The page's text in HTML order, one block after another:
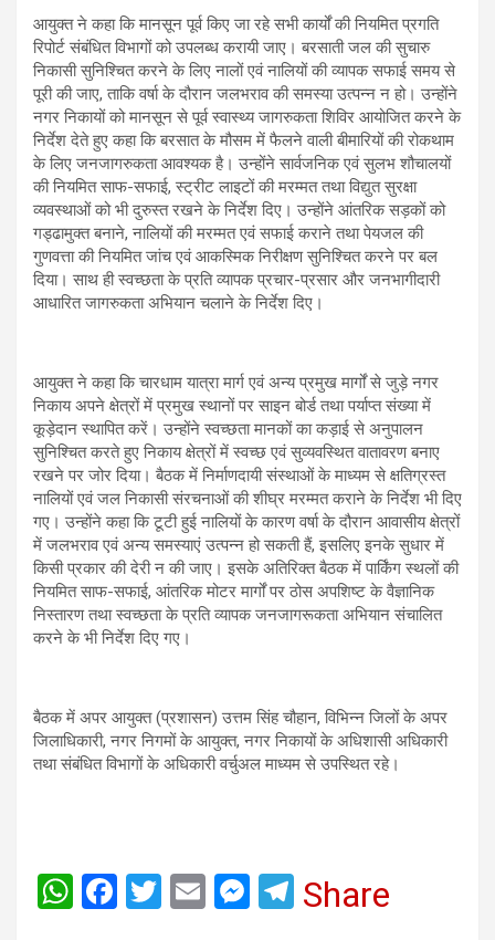
आयुक्त ने कहा कि मानसून पूर्व किए जा रहे सभी कार्यों की नियमित प्रगति
रिपोर्ट संबंधित विभागों को उपलब्ध करायी जाए। बरसाती जल की सुचारु
निकासी सुनिश्चित करने के लिए नालों एवं नालियों की व्यापक सफाई समय से
पूरी की जाए, ताकि वर्षा के दौरान जलभराव की समस्या उत्पन्न न हो। उन्होंने
नगर निकायों को मानसून से पूर्व स्वास्थ्य जागरुकता शिविर आयोजित करने के
निर्देश देते हुए कहा कि बरसात के मौसम में फैलने वाली बीमारियों की रोकथाम
के लिए जनजागरुकता आवश्यक है। उन्होंने सार्वजनिक एवं सुलभ शौचालयों
की नियमित साफ-सफाई, स्ट्रीट लाइटों की मरम्मत तथा विद्युत सुरक्षा
व्यवस्थाओं को भी दुरुस्त रखने के निर्देश दिए। उन्होंने आंतरिक सड़कों को
गड्ढामुक्त बनाने, नालियों की मरम्मत एवं सफाई कराने तथा पेयजल की
गुणवत्ता की नियमित जांच एवं आकस्मिक निरीक्षण सुनिश्चित करने पर बल
दिया। साथ ही स्वच्छता के प्रति व्यापक प्रचार-प्रसार और जनभागीदारी
आधारित जागरुकता अभियान चलाने के निर्देश दिए।
आयुक्त ने कहा कि चारधाम यात्रा मार्ग एवं अन्य प्रमुख मार्गों से जुड़े नगर
निकाय अपने क्षेत्रों में प्रमुख स्थानों पर साइन बोर्ड तथा पर्याप्त संख्या में
कूड़ेदान स्थापित करें। उन्होंने स्वच्छता मानकों का कड़ाई से अनुपालन
सुनिश्चित करते हुए निकाय क्षेत्रों में स्वच्छ एवं सुव्यवस्थित वातावरण बनाए
रखने पर जोर दिया। बैठक में निर्माणदायी संस्थाओं के माध्यम से क्षतिग्रस्त
नालियों एवं जल निकासी संरचनाओं की शीघ्र मरम्मत कराने के निर्देश भी दिए
गए। उन्होंने कहा कि टूटी हुई नालियों के कारण वर्षा के दौरान आवासीय क्षेत्रों
में जलभराव एवं अन्य समस्याएं उत्पन्न हो सकती हैं, इसलिए इनके सुधार में
किसी प्रकार की देरी न की जाए। इसके अतिरिक्त बैठक में पार्किंग स्थलों की
नियमित साफ-सफाई, आंतरिक मोटर मार्गों पर ठोस अपशिष्ट के वैज्ञानिक
निस्तारण तथा स्वच्छता के प्रति व्यापक जनजागरूकता अभियान संचालित
करने के भी निर्देश दिए गए।
बैठक में अपर आयुक्त (प्रशासन) उत्तम सिंह चौहान, विभिन्न जिलों के अपर
जिलाधिकारी, नगर निगमों के आयुक्त, नगर निकायों के अधिशासी अधिकारी
तथा संबंधित विभागों के अधिकारी वर्चुअल माध्यम से उपस्थित रहे।
W
F
T
E
M T
Share